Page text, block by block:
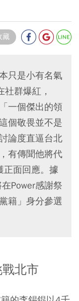
藏
只是小有名氣
群爆紅，
一個傑出的領
個敬畏並不是
論度直逼台北
有傳聞他將代
正面回應。據
Power感謝祭
籍」身分參選
北市